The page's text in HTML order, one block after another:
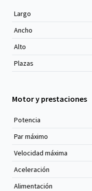
Largo
Ancho
Alto
Plazas
Motor y prestaciones
Potencia
Par máximo
Velocidad máxima
Aceleración
Alimentación